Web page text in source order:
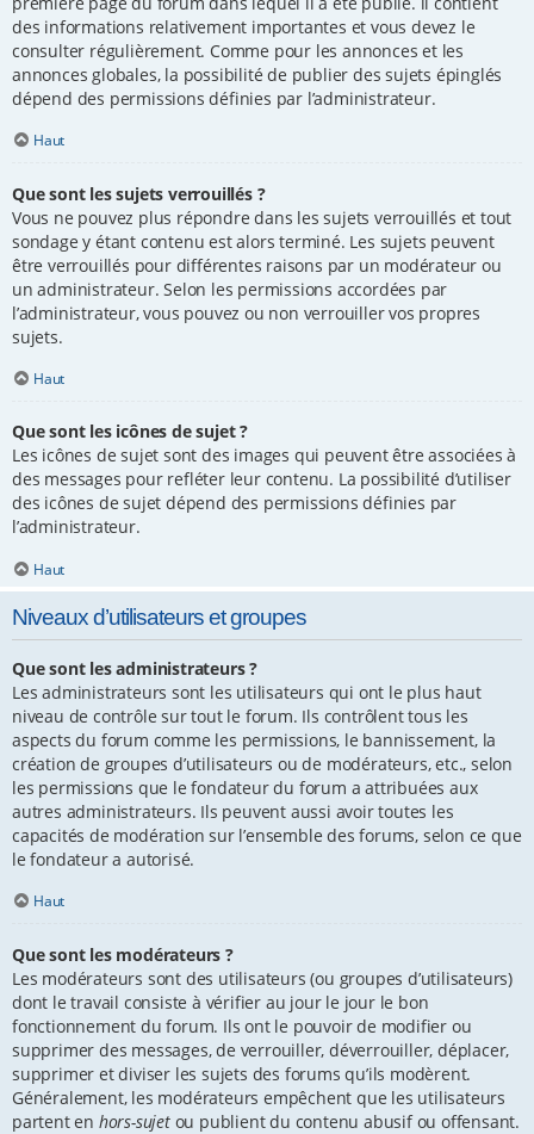
des informations relativement importantes et vous devez le
consulter régulièrement. Comme pour les annonces et les
annonces globales, la possibilité de publier des sujets épinglés
dépend des permissions définies par l’administrateur.
Haut
Que sont les sujets verrouillés ?
Vous ne pouvez plus répondre dans les sujets verrouillés et tout
sondage y étant contenu est alors terminé. Les sujets peuvent
être verrouillés pour différentes raisons par un modérateur ou
un administrateur. Selon les permissions accordées par
l’administrateur, vous pouvez ou non verrouiller vos propres
sujets.
Haut
Que sont les icônes de sujet ?
Les icônes de sujet sont des images qui peuvent être associées à
des messages pour refléter leur contenu. La possibilité d’utiliser
des icônes de sujet dépend des permissions définies par
l’administrateur.
Haut
Niveaux d’utilisateurs et groupes
Que sont les administrateurs ?
Les administrateurs sont les utilisateurs qui ont le plus haut
niveau de contrôle sur tout le forum. Ils contrôlent tous les
aspects du forum comme les permissions, le bannissement, la
création de groupes d’utilisateurs ou de modérateurs, etc., selon
les permissions que le fondateur du forum a attribuées aux
autres administrateurs. Ils peuvent aussi avoir toutes les
capacités de modération sur l’ensemble des forums, selon ce que
le fondateur a autorisé.
Haut
Que sont les modérateurs ?
Les modérateurs sont des utilisateurs (ou groupes d’utilisateurs)
dont le travail consiste à vérifier au jour le jour le bon
fonctionnement du forum. Ils ont le pouvoir de modifier ou
supprimer des messages, de verrouiller, déverrouiller, déplacer,
supprimer et diviser les sujets des forums qu’ils modèrent.
Généralement, les modérateurs empêchent que les utilisateurs
partent en hors-sujetou publient du contenu abusif ou offensant.